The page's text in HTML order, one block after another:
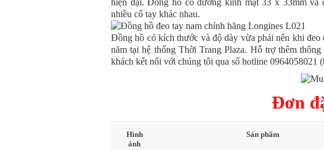
hiện đại. Đồng hồ có đường kính mặt 33 x 33mm và
nhiều cổ tay khác nhau.
Đồng hồ có kích thước và độ dày vừa phải nên khi đeo
năm tại hệ thống Thời Trang Plaza. Hỗ trợ thêm
khách kết nối với chúng tôi qua số hotline 0964058021
Đơn
Hình
ảnh
Sản phẩm